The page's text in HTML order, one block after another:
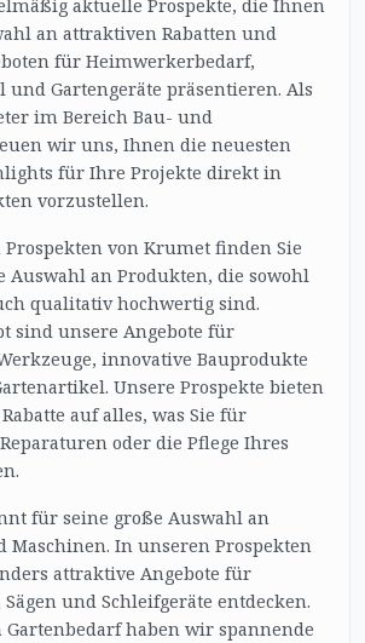
aktuelle Prospekte, die Ihnen
an attraktiven Rabatten und
für Heimwerkerbedarf,
und Gartengeräte präsentieren. Als
im Bereich Bau- und
wir uns, Ihnen die neuesten
für Ihre Projekte direkt in
vorzustellen.
von Krumet finden Sie
Auswahl an Produkten, die sowohl
qualitativ hochwertig sind.
sind unsere Angebote für
innovative Bauprodukte
Unsere Prospekte bieten
auf alles, was Sie für
oder die Pflege Ihres
für seine große Auswahl an
Maschinen. In unseren Prospekten
attraktive Angebote für
und Schleifgeräte entdecken.
haben wir spannende